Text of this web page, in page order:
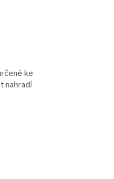
ke
nahradí